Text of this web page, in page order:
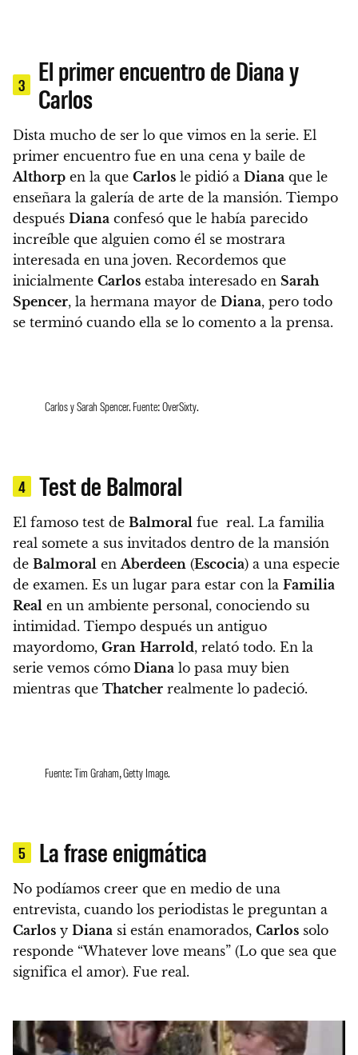
3
El primer encuentro de Diana y
Carlos
Dista mucho de ser lo que vimos en la serie. El
primer encuentro fue en una cena y baile de
Althorp en la que Carlos le pidió a Diana que le
enseñara la galería de arte de la mansión. Tiempo
después Diana confesó que le había parecido
increíble que alguien como él se mostrara
interesada en una joven. Recordemos que
inicialmente Carlos estaba interesado en Sarah
Spencer, la hermana mayor de Diana, pero todo
se terminó cuando ella se lo comento a la prensa.
Carlos y Sarah Spencer. Fuente: OverSixty.
4 Test de Balmoral
El famoso test de Balmoral fue real. La familia
real somete a sus invitados dentro de la mansión
de Balmoral enAberdeen (Escocia) a una especie
de examen. Es un lugar para estar con la Familia
Real en un ambiente personal, conociendo su
intimidad. Tiempo después un antiguo
mayordomo, Gran Harrold, relató todo. En la
serie vemos cómo Diana lo pasa muy bien
mientras que Thatcher realmente lo padeció.
Fuente: Tim Graham, Getty Image.
5 La frase enigmática
No podíamos creer que en medio de una
entrevista, cuando los periodistas le preguntan a
Carlos y Diana si están enamorados, Carlos solo
responde “Whatever love means” (Lo que sea que
significa el amor). Fue real.